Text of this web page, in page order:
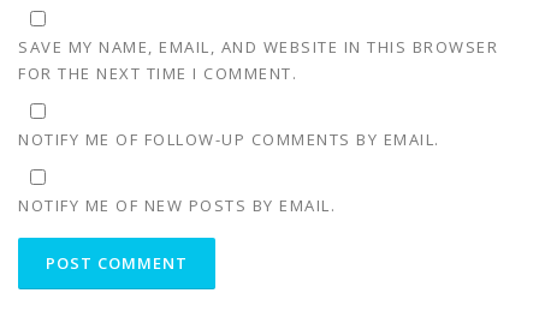
SAVE MY NAME, EMAIL, AND WEBSITE IN THIS BROWSER
FOR THE NEXT TIME I COMMENT.
NOTIFY ME OF FOLLOW-UP COMMENTS BY EMAIL.
NOTIFY ME OF NEW POSTS BY EMAIL.